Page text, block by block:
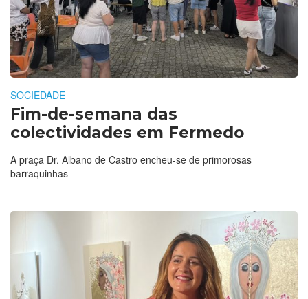
SOCIEDADE
Fim-de-semana das
colectividades em Fermedo
A praça Dr. Albano de Castro encheu-se de primorosas
barraquinhas